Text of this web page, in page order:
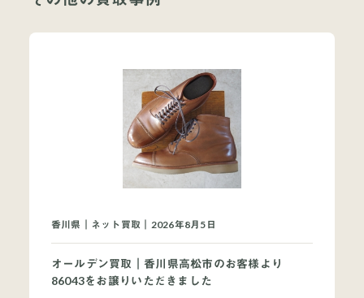
よくあるご質問
オンラインショップ
香川県｜ネット買取｜2026年8月5日
オールデン買取｜香川県高松市のお客様より
86043をお譲りいただきました
買取ブランドページ